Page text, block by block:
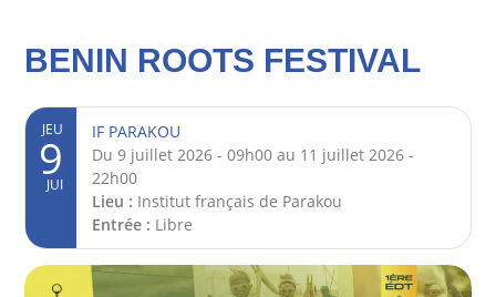
BENIN ROOTS FESTIVAL
JEU
9
JUI
IF PARAKOU
Du 9 juillet 2026 - 09h00 au 11 juillet 2026 -
22h00
Lieu : Institut français de Parakou
Entrée : Libre